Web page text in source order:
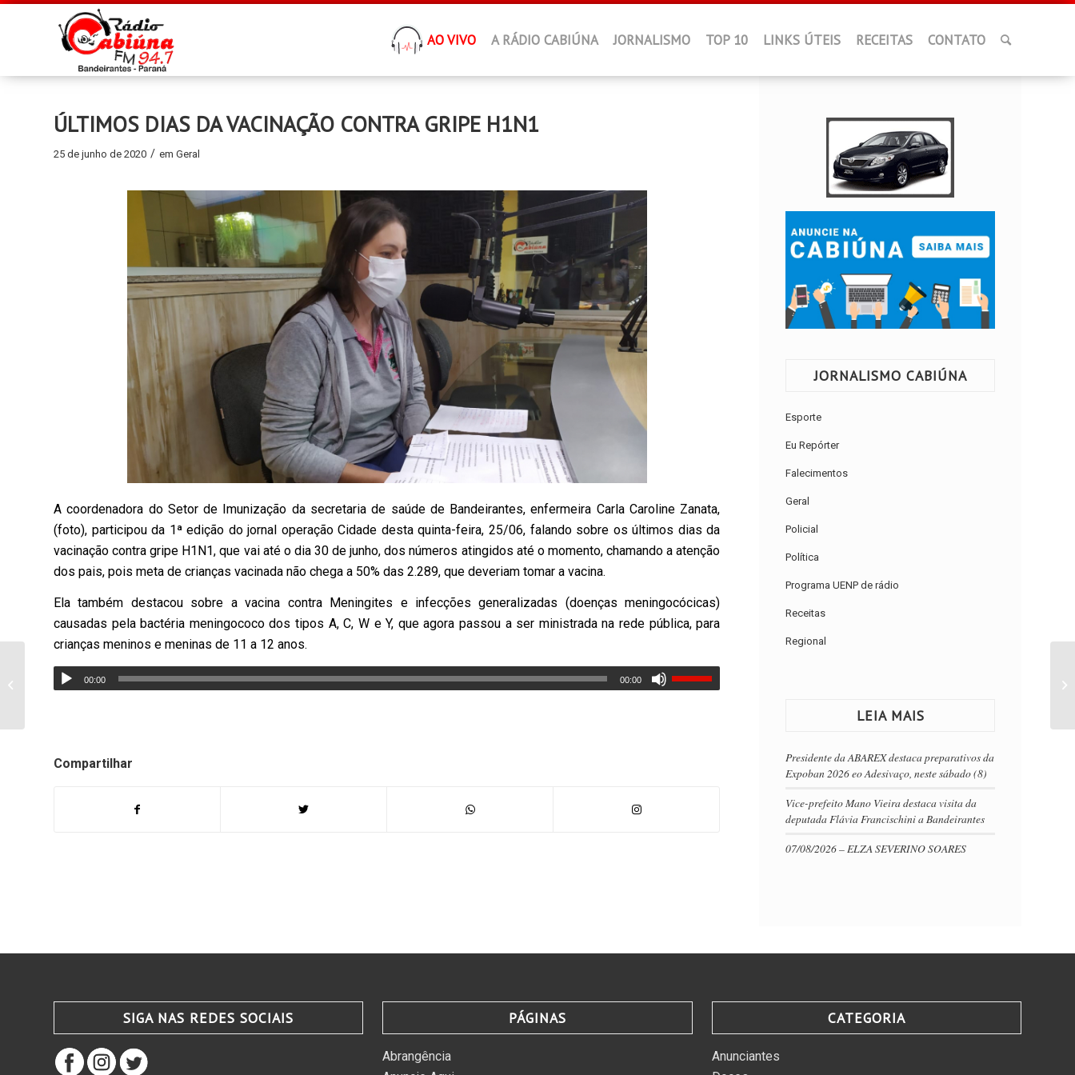
AO VIVO A RÁDIO CABIÚNA JORNALISMO TOP 10 LINKS ÚTEIS RECEITAS CONTATO
ÚLTIMOS DIAS DA VACINAÇÃO CONTRA GRIPE H1N1
25 de junho de 2020 / em Geral
A coordenadora do Setor de Imunização da secretaria de saúde de Bandeirantes, enfermeira Carla Caroline Zanata,
(foto), participou da 1ª edição do jornal operação Cidade desta quinta-feira, 25/06, falando sobre os últimos dias da
vacinação contra gripe H1N1, que vai até o dia 30 de junho, dos números atingidos até o momento, chamando a atenção
dos pais, pois meta de crianças vacinada não chega a 50% das 2.289, que deveriam tomar a vacina.
Ela também destacou sobre a vacina contra Meningites e infecções generalizadas (doenças meningocócicas)
causadas pela bactéria meningococo dos tipos A, C, W e Y, que agora passou a ser ministrada na rede pública, para
crianças meninos e meninas de 11 a 12 anos.
00:00 00:00
Compartilhar
JORNALISMO CABIÚNA
Esporte
Eu Repórter
Falecimentos
Geral
Policial
Política
Programa UENP de rádio
Receitas
Regional
LEIA MAIS
Presidente da ABAREX destaca preparativos da
Expoban 2026 eo Adesivaço, neste sábado (8)
Vice-prefeito Mano Vieira destaca visita da
deputada Flávia Francischini a Bandeirantes
07/08/2026 – ELZA SEVERINO SOARES
SIGA NAS REDES SOCIAIS PÁGINAS
Abrangência
CATEGORIA
Anunciantes
Bandeirantes atende